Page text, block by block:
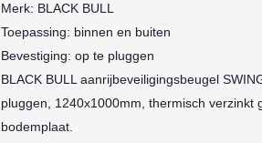
Merk: BLACK BULL
Toepassing: binnen en buiten
Bevestiging: op te pluggen
BLACK BULL aanrijbeveiligingsbeugel
pluggen, 1240x1000mm, thermisch verzinkt
bodemplaat.